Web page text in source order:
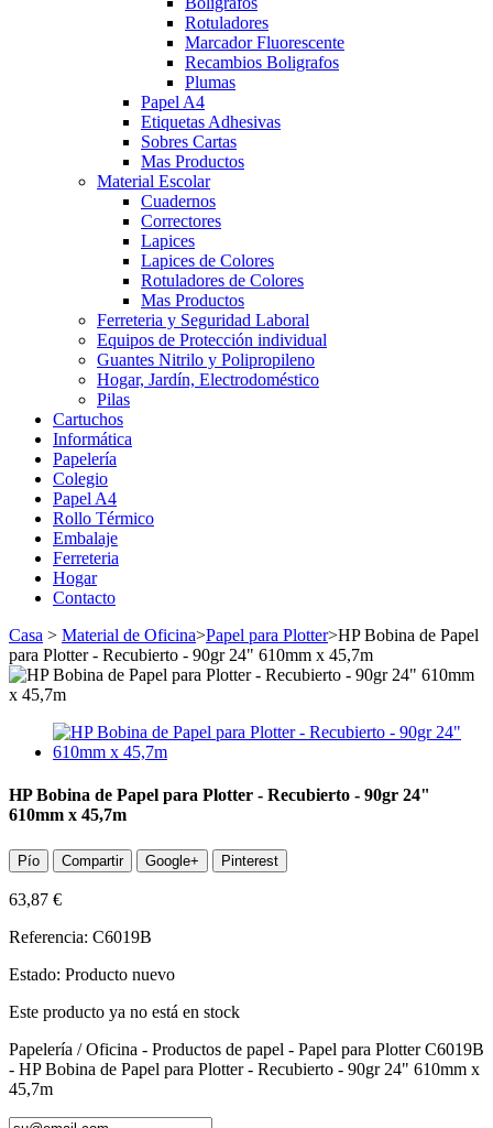
Rotuladores
Marcador Fluorescente
Recambios Boligrafos
Plumas
Papel A4
Etiquetas Adhesivas
Sobres Cartas
Mas Productos
Material Escolar
Cuadernos
Correctores
Lapices
Lapices de Colores
Rotuladores de Colores
Mas Productos
Ferreteria y Seguridad Laboral
Equipos de Protección individual
Guantes Nitrilo y Polipropileno
Hogar, Jardín, Electrodoméstico
Pilas
Cartuchos
Informática
Papelería
Colegio
Papel A4
Rollo Térmico
Embalaje
Ferreteria
Hogar
Contacto
Casa > Material de Oficina>Papel para Plotter>HP Bobina de Papel
para Plotter - Recubierto - 90gr 24" 610mm x 45,7m
HP Bobina de Papel para Plotter - Recubierto - 90gr 24"
610mm x 45,7m
Pío Compartir Google+ Pinterest
63,87 €
Referencia: C6019B
Estado: Producto nuevo
Este producto ya no está en stock
Papelería / Oficina - Productos de papel - Papel para Plotter C6019B
- HP Bobina de Papel para Plotter - Recubierto - 90gr 24" 610mm x
45,7m